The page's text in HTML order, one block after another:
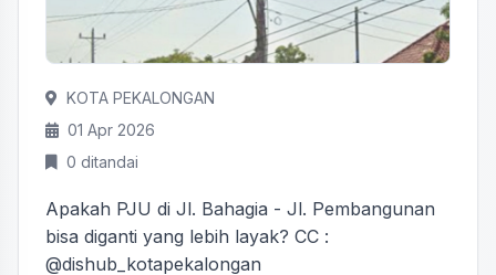
KOTA PEKALONGAN
01 Apr 2026
0 ditandai
Apakah PJU di Jl. Bahagia - Jl. Pembangunan
bisa diganti yang lebih layak? CC :
@dishub_kotapekalongan